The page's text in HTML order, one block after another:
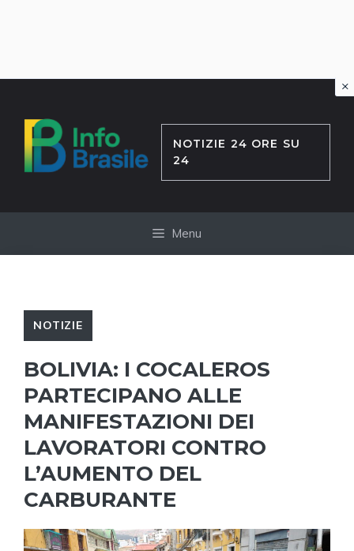
contenuto
NOTIZIE 24 ORE SU
24
Menu
NOTIZIE
BOLIVIA: I COCALEROS
PARTECIPANO ALLE
MANIFESTAZIONI DEI
LAVORATORI CONTRO
L’AUMENTO DEL
CARBURANTE
×